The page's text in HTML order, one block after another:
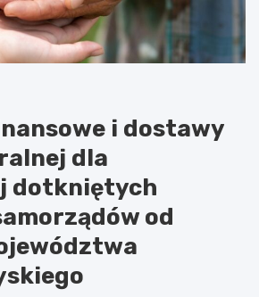
i dostawy
dla
dotkniętych
od